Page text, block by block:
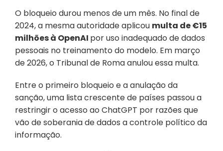
O bloqueio durou menos de um mês. No final de
2024, a mesma autoridade aplicou multa de €15
milhões à OpenAI por uso inadequado de dados
pessoais no treinamento do modelo. Em março
de 2026, o Tribunal de Roma anulou essa multa.
Entre o primeiro bloqueio e a anulação da
sanção, uma lista crescente de países passou a
restringir o acesso ao ChatGPT por razões que
vão de soberania de dados a controle político da
informação.